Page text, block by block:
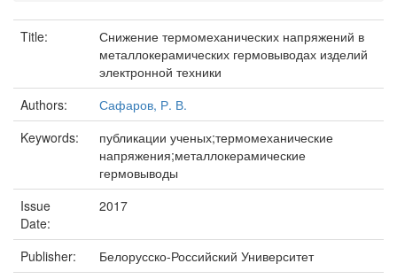
Title:
Снижение термомеханических напряжений в
металлокерамических гермовыводах изделий
электронной техники
Authors:
Сафаров, Р. В.
Keywords:
публикации ученых;термомеханические
напряжения;металлокерамические
гермовыводы
Issue
Date:
2017
Publisher:
Белорусско-Российский Университет